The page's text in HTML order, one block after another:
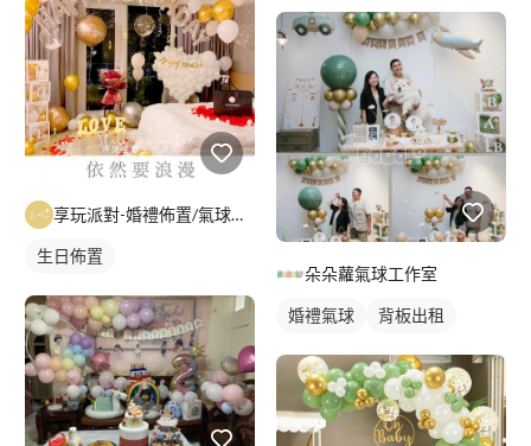
享玩派對-婚禮佈置/氣球花藝
生日佈置
朵朵蘿氣球工作室
婚禮氣球 背板出租